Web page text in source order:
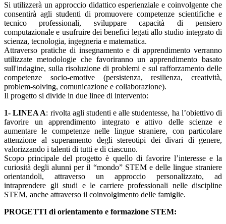
Si utilizzerà un approccio didattico esperienziale e coinvolgente che
consentirà agli studenti di promuovere competenze scientifiche e
tecnico professionali, sviluppare capacità di pensiero
computazionale e usufruire dei benefici legati allo studio integrato di
scienza, tecnologia, ingegneria e matematica.
Attraverso pratiche di insegnamento e di apprendimento verranno
utilizzate metodologie che favoriranno un apprendimento basato
sull'indagine, sulla risoluzione di problemi e sul rafforzamento delle
competenze socio-emotive (persistenza, resilienza, creatività,
problem-solving, comunicazione e collaborazione).
Il progetto si divide in due linee di intervento:
1- LINEA A: rivolta agli studenti e alle studentesse, ha l’obiettivo di
favorire un apprendimento integrato e attivo delle scienze e
aumentare le competenze nelle lingue straniere, con particolare
attenzione al superamento degli stereotipi dei divari di genere,
valorizzando i talenti di tutti e di ciascuno.
Scopo principale del progetto è quello di favorire l’interesse e la
curiosità degli alunni per il “mondo” STEM e delle lingue straniere
orientandoli, attraverso un approccio personalizzato, ad
intraprendere gli studi e le carriere professionali nelle discipline
STEM, anche attraverso il coinvolgimento delle famiglie.
PROGETTI di orientamento e formazione STEM: